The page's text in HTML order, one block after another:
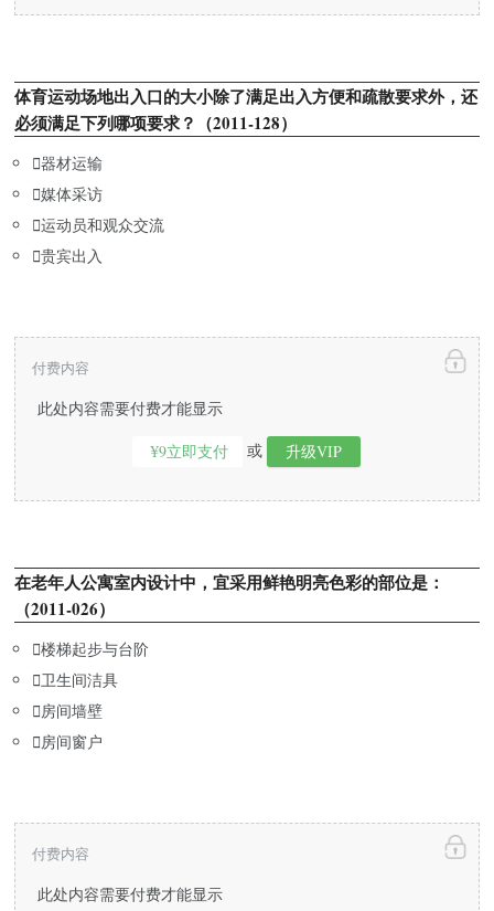
体育运动场地出入口的大小除了满足出入方便和疏散要求外，还
必须满足下列哪项要求？（2011-128）
器材运输
媒体采访
运动员和观众交流
贵宾出入
此处内容需要付费才能显示
¥9立即支付 或 升级VIP
付费内容
在老年人公寓室内设计中，宜采用鲜艳明亮色彩的部位是：
（2011-026）
楼梯起步与台阶
卫生间洁具
房间墙壁
房间窗户
此处内容需要付费才能显示
付费内容